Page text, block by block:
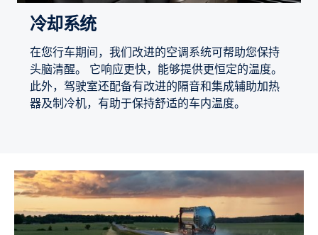
冷却系统
在您行车期间，我们改进的空调系统可帮助您保持
头脑清醒。 它响应更快，能够提供更恒定的温度。
此外，驾驶室还配备有改进的隔音和集成辅助加热
器及制冷机，有助于保持舒适的车内温度。